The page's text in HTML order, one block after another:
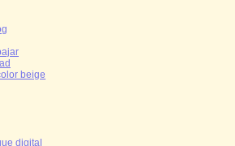
beige
digital